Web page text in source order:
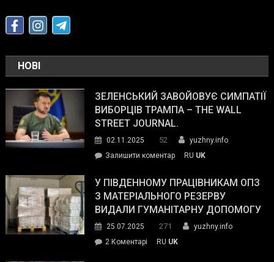
НОВІ
ЗЕЛЕНСЬКИЙ ЗАВОЙОВУЄ СИМПАТІЇ
ВИБОРЦІВ ТРАМПА – THE WALL
STREET JOURNAL.
02.11.2025 52
yuzhny.info
Залишити коментарon
завойовує
симпатії
виборців
The
RU UK
У ПІВДЕННОМУ ПРАЦІВНИКАМ ОПЗ
З МАТЕРІАЛЬНОГО РЕЗЕРВУ
ВИДАЛИ ГУМАНІТАРНУ ДОПОМОГУ
25.07.2025 271
yuzhny.info
2 Коментарі
RU UK